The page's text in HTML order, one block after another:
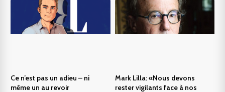
Ce n’est pas un adieu – ni
même un au revoir
Mark Lilla: «Nous devons
rester vigilants face à nos